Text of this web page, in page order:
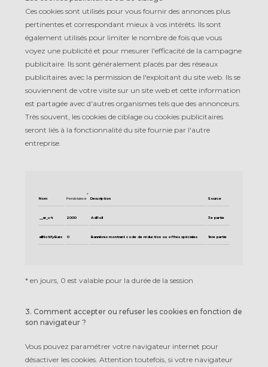
Ces cookies sont utilisés pour vous fournir des annonces plus
pertinentes et correspondant mieux à vos intérêts. Ils sont
également utilisés pour limiter le nombre de fois que vous
voyez une publicité et pour mesurer l'efficacité de la campagne
publicitaire. Ils sont généralement placés par des réseaux
publicitaires avec la permission de l'exploitant du site web. Ils se
souviennent de votre visite sur un site web et cette information
est partagée avec d'autres organismes tels que des annonceurs.
Très souvent, les cookies de ciblage ou cookies publicitaires
seront liés à la fonctionnalité du site fournie par l'autre
entreprise.
Nom Persistance
*
Description
Source
__ar_v4 2000 AdRoll 3e partie
allNotifyBars 0 Bannières montrant code de réduction ou offres spéciales 1ère partie
* en jours, 0 est valable pour la durée de la session
3. Comment accepter ou refuser les cookies en fonction de
son navigateur ?
Vous pouvez paramétrer votre navigateur internet pour
désactiver les cookies. Attention toutefois, si votre navigateur